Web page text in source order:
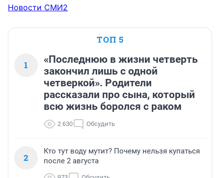
Новости СМИ2
ТОП 5
1
«Последнюю в жизни четверть
закончил лишь с одной
четверкой». Родители
рассказали про сына, который
всю жизнь боролся с раком
2 630 Обсудить
2
Кто тут воду мутит? Почему нельзя купаться
после 2 августа